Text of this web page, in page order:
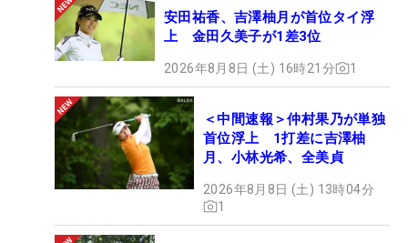
安田祐香、吉澤柚月が首位タイ浮
上 金田久美子が1差3位
2026年8月8日 (土) 16時21分 1
＜中間速報＞仲村果乃が単独
首位浮上 1打差に吉澤柚
月、小林光希、全美貞
2026年8月8日 (土) 13時04分
1